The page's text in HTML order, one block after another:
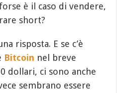
è il caso di vendere,
short?
risposta. E se c’è
Bitcoin nel breve
dollari, ci sono anche
sembrano essere